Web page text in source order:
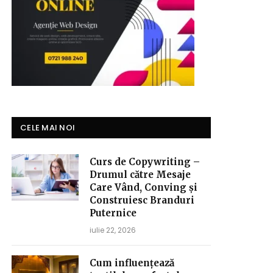
CELE MAI NOI
Curs de Copywriting –
Drumul către Mesaje
Care Vând, Conving și
Construiesc Branduri
Puternice
iulie 22, 2026
Cum influențează